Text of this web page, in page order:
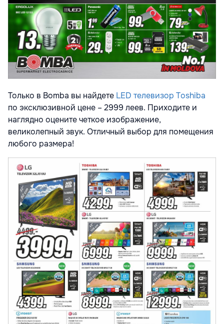
Только в Bomba вы найдете LED телевизор Toshiba
по эксклюзивной цене – 2999 леев. Приходите и
наглядно оцените четкое изображение,
великолепный звук. Отличный выбор для помещения
любого размера!